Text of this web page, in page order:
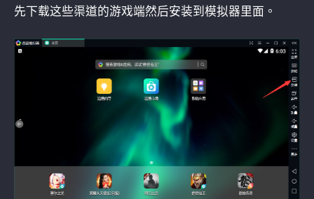
先下载这些渠道的游戏端然后安装到模拟器里面。